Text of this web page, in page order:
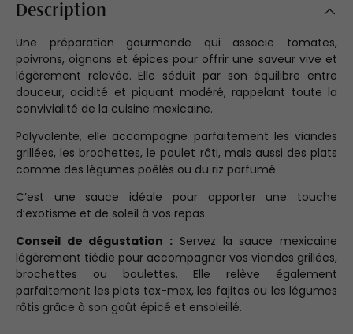
Description
Une préparation gourmande qui associe tomates,
poivrons, oignons et épices pour offrir une saveur vive et
légèrement relevée. Elle séduit par son équilibre entre
douceur, acidité et piquant modéré, rappelant toute la
convivialité de la cuisine mexicaine.
Polyvalente, elle accompagne parfaitement les viandes
grillées, les brochettes, le poulet rôti, mais aussi des plats
comme des légumes poêlés ou du riz parfumé.
C’est une sauce idéale pour apporter une touche
d’exotisme et de soleil à vos repas.
Conseil de dégustation : Servez la sauce mexicaine
légèrement tiédie pour accompagner vos viandes grillées,
brochettes ou boulettes. Elle relève également
parfaitement les plats tex-mex, les fajitas ou les légumes
rôtis grâce à son goût épicé et ensoleillé.